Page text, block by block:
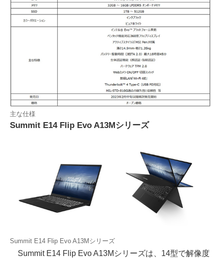
主な仕様
Summit E14 Flip Evo A13Mシリーズ
Summit E14 Flip Evo A13Mシリーズ
Summit E14 Flip Evo A13Mシリーズは、14型で解像度